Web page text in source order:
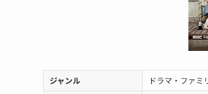
ジャンル
ドラマ・ファミ